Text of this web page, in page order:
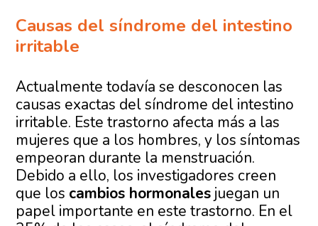
Causas del síndrome del intestino
irritable
Actualmente todavía se desconocen las
causas exactas del síndrome del intestino
irritable. Este trastorno afecta más a las
mujeres que a los hombres, y los síntomas
empeoran durante la menstruación.
Debido a ello, los investigadores creen
que los cambios hormonales juegan un
papel importante en este trastorno. En el